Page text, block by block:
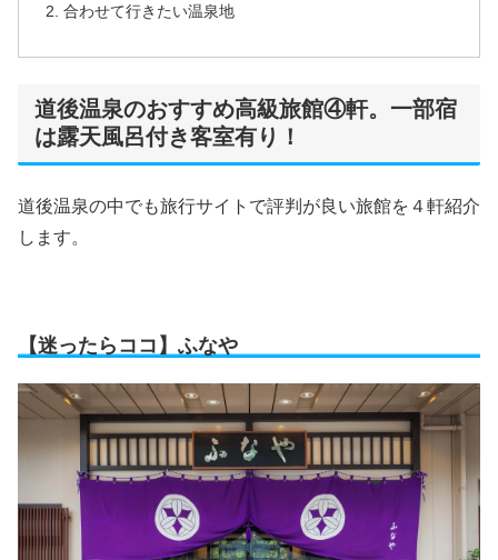
合わせて行きたい温泉地
道後温泉のおすすめ高級旅館④軒。一部宿
は露天風呂付き客室有り！
道後温泉の中でも旅行サイトで評判が良い旅館を４軒紹介
します。
【迷ったらココ】ふなや